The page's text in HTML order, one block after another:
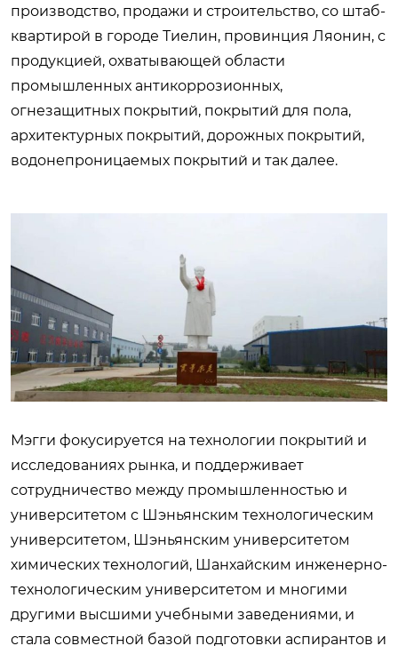
производство, продажи и строительство, со штаб-
квартирой в городе Тиелин, провинция Ляонин, с
продукцией, охватывающей области
промышленных антикоррозионных,
огнезащитных покрытий, покрытий для пола,
архитектурных покрытий, дорожных покрытий,
водонепроницаемых покрытий и так далее.
Мэгги фокусируется на технологии покрытий и
исследованиях рынка, и поддерживает
сотрудничество между промышленностью и
университетом с Шэньянским технологическим
университетом, Шэньянским университетом
химических технологий, Шанхайским инженерно-
технологическим университетом и многими
другими высшими учебными заведениями, и
стала совместной базой подготовки аспирантов и